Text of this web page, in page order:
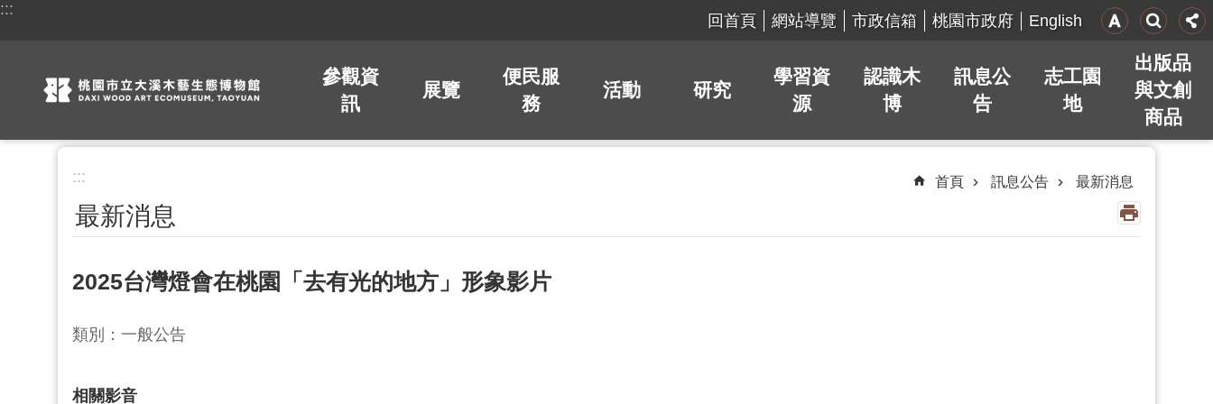
跳到主要內容區塊
:::
回首頁 網站導覽 市政信箱 桃園市政府 English
參觀資
訊
展覽
便民服
務
活動 研究
學習資
源
認識木
博
訊息公
告
志工園
地
出版品
與文創
商品
::: 首頁 訊息公告 最新消息
最新消息
2025台灣燈會在桃園「去有光的地方」形象影片
類別：一般公告
相關影音